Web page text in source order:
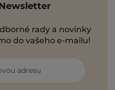
rady a novinky
do vašeho e-mailu!
adresu